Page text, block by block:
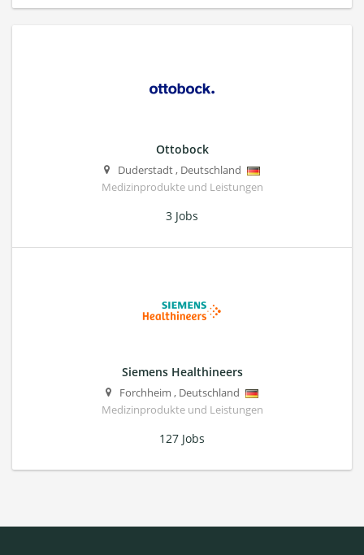
Ottobock
Duderstadt, Deutschland
Medizinprodukte und Leistungen
3 Jobs
Siemens Healthineers
Forchheim , Deutschland
Medizinprodukte und Leistungen
127 Jobs